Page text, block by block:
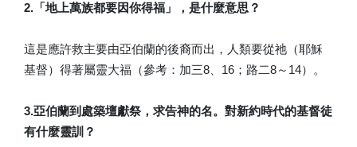
2.「地上萬族都要因你得福」，是什麼意思？
這是應許救主要由亞伯蘭的後裔而出，人類要從祂（耶穌
基督）得著屬靈大福（參考：加三8、16；路二8～14）。
3.亞伯蘭到處築壇獻祭，求告神的名。對新約時代的基督徒
有什麼靈訓？